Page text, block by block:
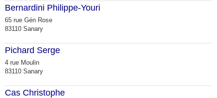
Bernardini Philippe-Youri
65 rue Gén Rose
83110 Sanary
Pichard Serge
4 rue Moulin
83110 Sanary
Cas Christophe